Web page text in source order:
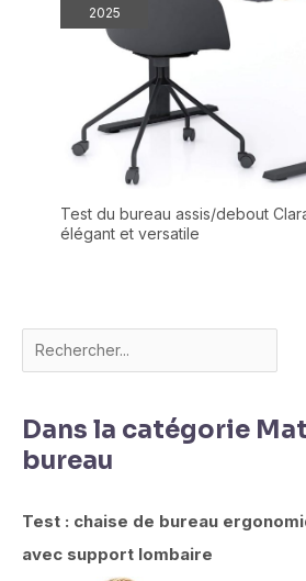
2025
Test du bureau assis/debout
élégant et versatile
Dans la catégorie
bureau
Test : chaise de bureau
avec support lombaire